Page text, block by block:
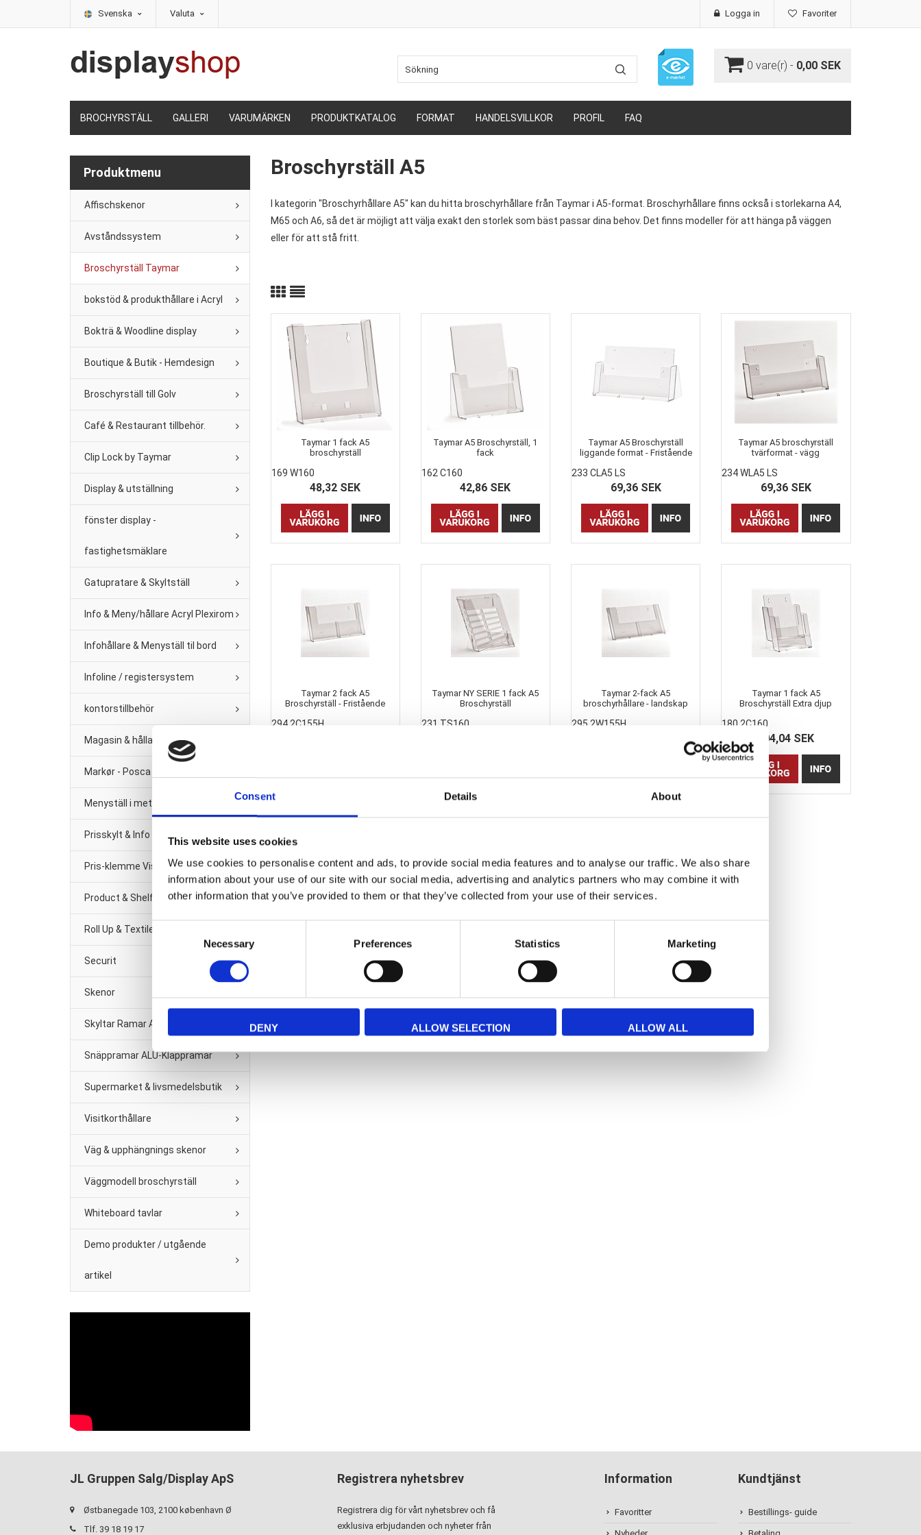
Consent Details About
This website uses cookies
We use cookies to personalise content and ads, to provide social media features and to analyse our traffic. We also share
information about your use of our site with our social media, advertising and analytics partners who may combine it with
other information that you’ve provided to them or that they’ve collected from your use of their services.
Consent
Necessary Preferences Statistics Marketing
DENY ALLOW SELECTION ALLOW ALL
Svenska Valuta Favoriter
Logga in
0 vare(r) - 0,00 SEK
BROCHYRSTÄLL GALLERI VARUMÄRKEN PRODUKTKATALOG FORMAT HANDELSVILLKOR PROFIL FAQ
Broschyrställ A5
I kategorin "Broschyrhållare A5" kan du hitta broschyrhållare från Taymar i A5-format. Broschyrhållare finns också i storlekarna A4,
M65 och A6, så det är möjligt att välja exakt den storlek som bäst passar dina behov. Det finns modeller för att hänga på väggen
eller för att stå fritt.
Taymar 1 fack A5
broschyrställ
169 W160
48,32 SEK
Taymar A5 Broschyrställ, 1
fack
162 C160
42,86 SEK
Taymar A5 Broschyrställ
liggande format - Fristående
233 CLA5 LS
69,36 SEK
Taymar A5 broschyrställ
tvärformat - vägg
234 WLA5 LS
69,36 SEK
Taymar 2 fack A5
Broschyrställ - Fristående
294 2C155H
Taymar NY SERIE 1 fack A5
Broschyrställ
231 TS160
Taymar 2-fack A5
broschyrhållare - landskap
295 2W155H
Taymar 1 fack A5
Broschyrställ Extra djup
180 2C160
104,04 SEK
Taymar 3 fack A5
Taymar 4 fack A5
Taymar 8 fack A5
Produktmenu
Affischskenor
Avståndssystem
Broschyrställ Taymar
bokstöd & produkthållare i Acryl
Bokträ & Woodline display
Boutique & Butik - Hemdesign
Broschyrställ till Golv
Café & Restaurant tillbehör.
Clip Lock by Taymar
Display & utställning
fönster display -
fastighetsmäklare
Gatupratare & Skyltställ
Info & Meny/hållare Acryl Plexirom
Infohållare & Menyställ til bord
Infoline / registersystem
kontorstillbehör
Magasin & hållare för vägg
Markør - Posca Tush
Menyställ i metal
Prisskylt & Info Black Metal
Pris-klemme Vision Line Klar plast
Product & Shelf management
Roll Up & Textile banner
Securit
Skenor
Skyltar Ramar A2 -A6
Snäppramar ALU-Klappramar
Supermarket & livsmedelsbutik
Visitkorthållare
Väg & upphängnings skenor
Väggmodell broschyrställ
Whiteboard tavlar
Demo produkter / utgående
artikel
JL Gruppen Salg/Display ApS
Østbanegade 103, 2100 københavn Ø
Tlf. 39 18 19 17
Registrera nyhetsbrev
Registrera dig för vårt nyhetsbrev och få
exklusiva erbjudanden och nyheter från
Information
Favoritter
Kundtjänst
Bestillings- guide